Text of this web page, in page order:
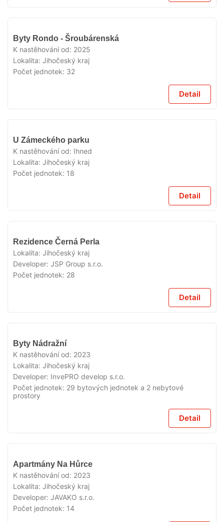
Byty Rondo - Šroubárenská
K nastěhování od: 2025
Lokalita: Jihočeský kraj
Počet jednotek: 32
Detail
U Zámeckého parku
K nastěhování od: Ihned
Lokalita: Jihočeský kraj
Počet jednotek: 18
Detail
Rezidence Černá Perla
Lokalita: Jihočeský kraj
Developer: JSP Group s.r.o.
Počet jednotek: 28
Detail
Byty Nádražní
K nastěhování od: 2023
Lokalita: Jihočeský kraj
Developer: InvePRO develop s.r.o.
Počet jednotek: 29 bytových jednotek a 2 nebytové
prostory
Detail
Apartmány Na Hůrce
K nastěhování od: 2023
Lokalita: Jihočeský kraj
Developer: JAVAKO s.r.o.
Počet jednotek: 14